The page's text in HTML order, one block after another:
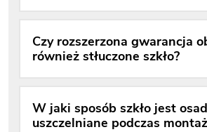
Czy rozszerzona gwarancja
również stłuczone szkło?
W jaki sposób szkło jest
uszczelniane podczas